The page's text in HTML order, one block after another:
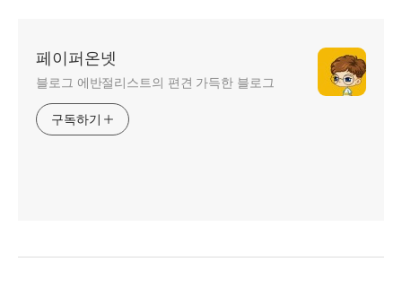
페이퍼온넷
블로그 에반절리스트의 편견 가득한 블로그
구독하기